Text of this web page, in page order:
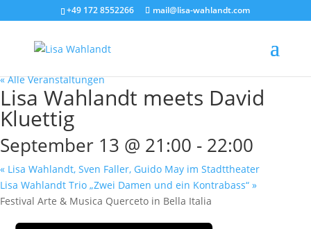
+49 172 8552266 mail@lisa-wahlandt.com
« Alle Veranstaltungen
Lisa Wahlandt meets David
Kluettig
September 13 @ 21:00 - 22:00
« Lisa Wahlandt, Sven Faller, Guido May im Stadttheater
Lisa Wahlandt Trio „Zwei Damen und ein Kontrabass“ »
Festival Arte & Musica Querceto in Bella Italia